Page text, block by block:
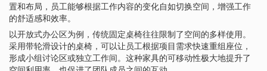
置和布局，员工能够根据工作内容的变化自如切换空间，增强工作
的舒适感和效率。
以开放式办公区为例，传统固定桌椅往往限制了空间的多样使用。
采用带轮滑设计的桌椅，可以让员工根据项目需求快速重组座位，
形成小组讨论区或独立工作间。这种家具的可移动性极大地提升了